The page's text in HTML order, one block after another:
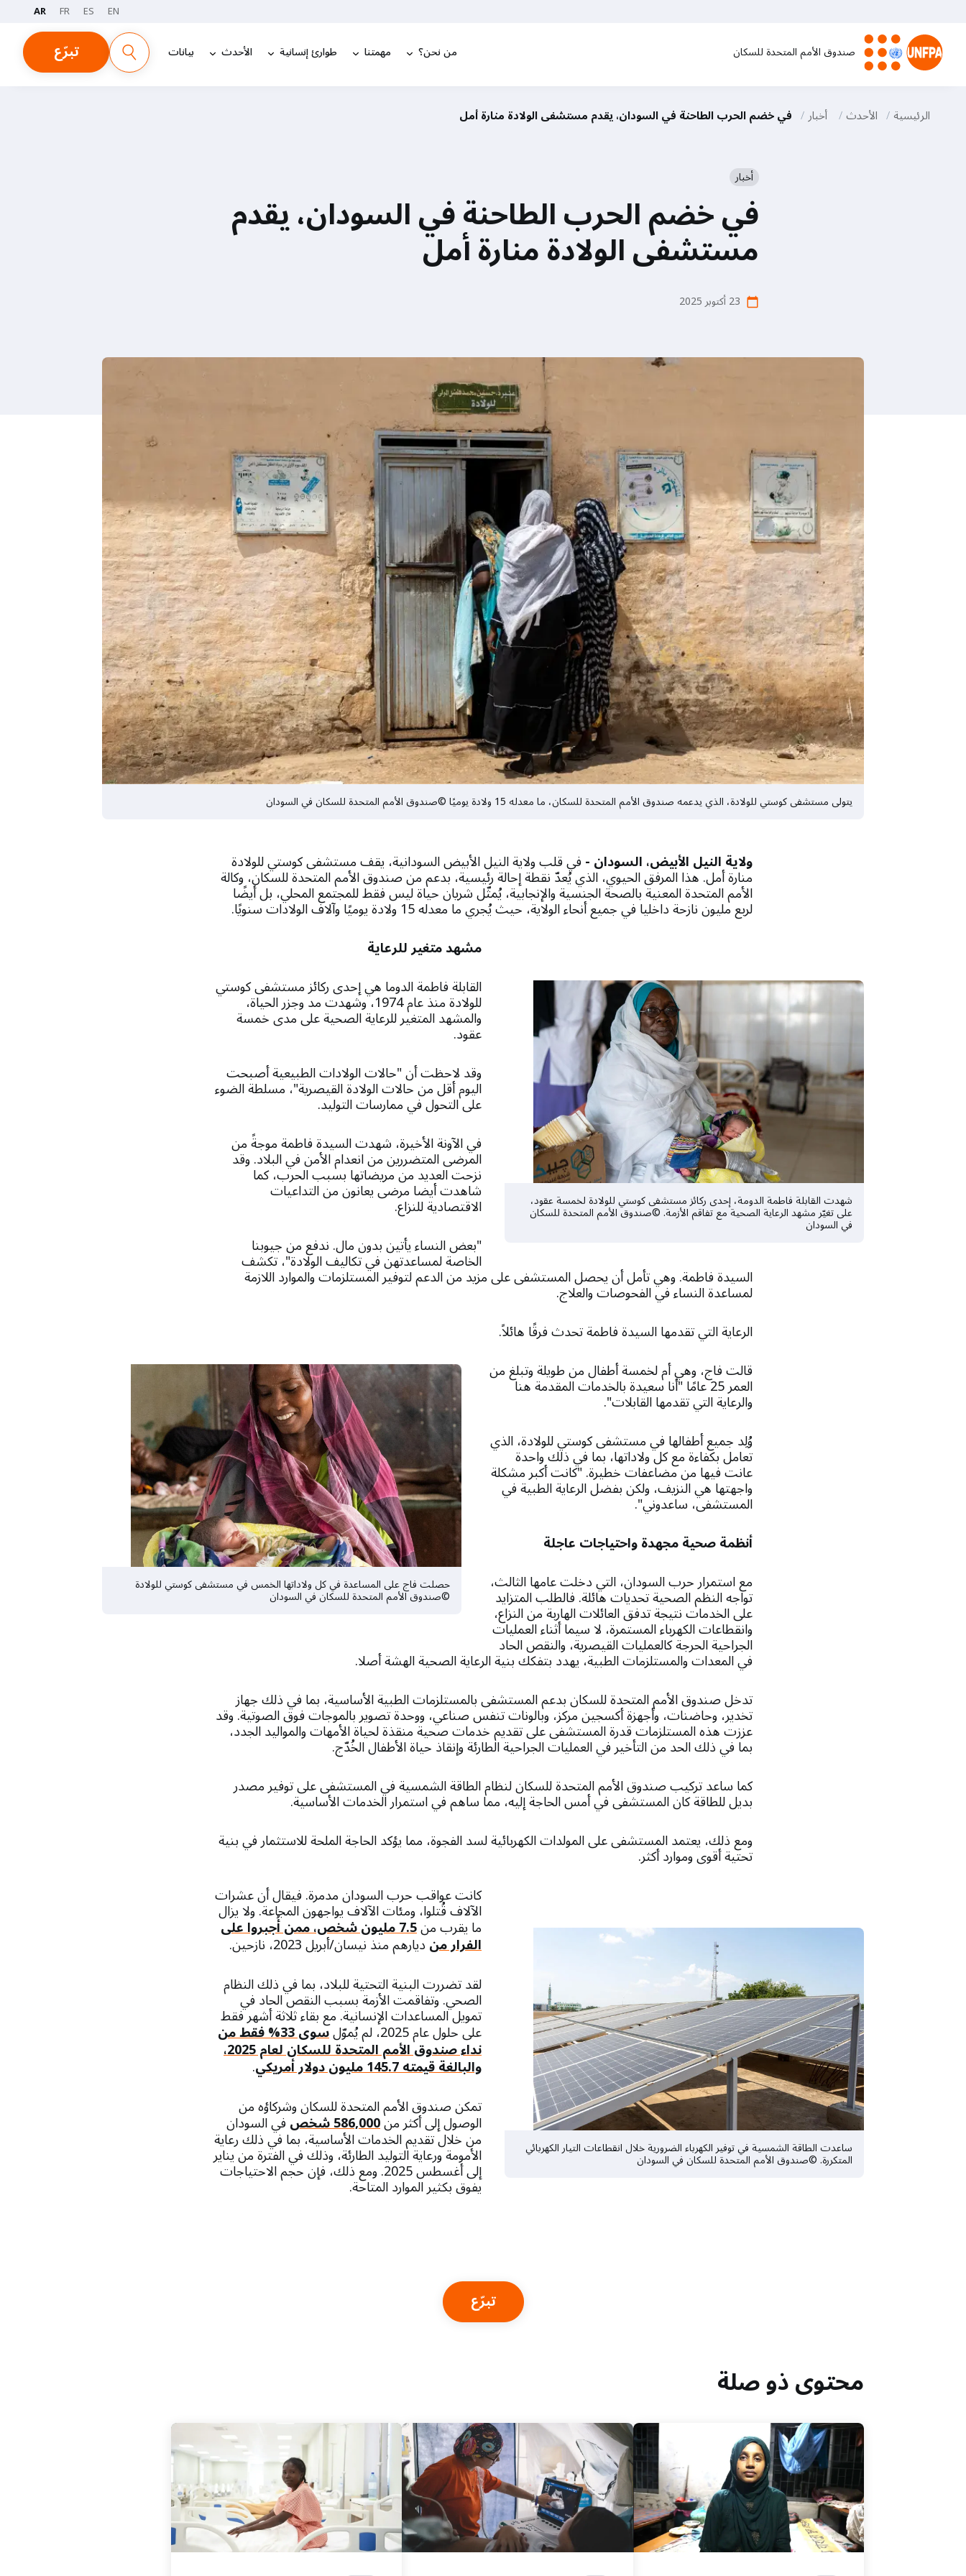
المحتوى
الرئيسي
EN
ES
FR
AR
صندوق الأمم المتحدة للسكان من نحن؟ مهمتنا طوارئ إنسانية الأحدث بيانات تبرّع
الرئيسية الأحدث أخبار في خضم الحرب الطاحنة في السودان، يقدم مستشفى الولادة منارة أمل
أخبار
في خضم الحرب الطاحنة في السودان، يقدم
مستشفى الولادة منارة أمل
calendar_today 23 أكتوبر 2025
يتولى مستشفى كوستي للولادة، الذي يدعمه صندوق الأمم المتحدة للسكان، ما معدله 15 ولادة يوميًا ©صندوق الأمم المتحدة للسكان في السودان
ولاية النيل الأبيض، السودان -في قلب ولاية النيل الأبيض السودانية، يقف مستشفى كوستي للولادة
منارة أمل. هذا المرفق الحيوي، الذي يُعدّ نقطة إحالة رئيسية، بدعم من صندوق الأمم المتحدة للسكان، وكالة
الأمم المتحدة المعنية بالصحة الجنسية والإنجابية، يُمثّل شريان حياة ليس فقط للمجتمع المحلي، بل أيضًا
لربع مليون نازحة داخليا في جميع أنحاء الولاية، حيث يُجري ما معدله 15 ولادة يوميًا وآلاف الولادات سنويًا.
شهدت القابلة فاطمة الدومة، إحدى ركائز مستشفى كوستي للولادة لخمسة عقود،
على تغيّر مشهد الرعاية الصحية مع تفاقم الأزمة. ©صندوق الأمم المتحدة للسكان
في السودان
مشهد متغير للرعاية
القابلة فاطمة الدوما هي إحدى ركائز مستشفى كوستي
للولادة منذ عام 1974، وشهدت مد وجزر الحياة،
والمشهد المتغير للرعاية الصحية على مدى خمسة
عقود.
وقد لاحظت أن "حالات الولادات الطبيعية أصبحت
اليوم أقل من حالات الولادة القيصرية"، مسلطة الضوء
على التحول في ممارسات التوليد.
في الآونة الأخيرة، شهدت السيدة فاطمة موجةً من
المرضى المتضررين من انعدام الأمن في البلاد. وقد
نزحت العديد من مريضاتها بسبب الحرب، كما
شاهدت أيضا مرضى يعانون من التداعيات
الاقتصادية للنزاع.
"بعض النساء يأتين بدون مال. ندفع من جيوبنا
الخاصة لمساعدتهن في تكاليف الولادة"، تكشف
السيدة فاطمة. وهي تأمل أن يحصل المستشفى على مزيد من الدعم لتوفير المستلزمات والموارد اللازمة
لمساعدة النساء في الفحوصات والعلاج.
حصلت فاج على المساعدة في كل ولاداتها الخمس في مستشفى كوستي للولادة
©صندوق الأمم المتحدة للسكان في السودان
الرعاية التي تقدمها السيدة فاطمة تحدث فرقًا هائلاً.
قالت فاج، وهي أم لخمسة أطفال من طويلة وتبلغ من
العمر 25 عامًا "أنا سعيدة بالخدمات المقدمة هنا
والرعاية التي تقدمها القابلات".
وُلِد جميع أطفالها في مستشفى كوستي للولادة، الذي
تعامل بكفاءة مع كل ولاداتها، بما في ذلك واحدة
عانت فيها من مضاعفات خطيرة. "كانت أكبر مشكلة
واجهتها هي النزيف، ولكن بفضل الرعاية الطبية في
المستشفى، ساعدوني".
أنظمة صحية مجهدة واحتياجات عاجلة
مع استمرار حرب السودان، التي دخلت عامها الثالث،
تواجه النظم الصحية تحديات هائلة. فالطلب المتزايد
على الخدمات نتيجة تدفق العائلات الهاربة من النزاع،
وانقطاعات الكهرباء المستمرة، لا سيما أثناء العمليات
الجراحية الحرجة كالعمليات القيصرية، والنقص الحاد
في المعدات والمستلزمات الطبية، يهدد بتفكك بنية الرعاية الصحية الهشة أصلا.
تدخل صندوق الأمم المتحدة للسكان بدعم المستشفى بالمستلزمات الطبية الأساسية، بما في ذلك جهاز
تخدير، وحاضنات، وأجهزة أكسجين مركز، وبالونات تنفس صناعي، ووحدة تصوير بالموجات فوق الصوتية. وقد
عززت هذه المستلزمات قدرة المستشفى على تقديم خدمات صحية منقذة لحياة الأمهات والمواليد الجدد،
بما في ذلك الحد من التأخير في العمليات الجراحية الطارئة وإنقاذ حياة الأطفال الخُدّج.
كما ساعد تركيب صندوق الأمم المتحدة للسكان لنظام الطاقة الشمسية في المستشفى على توفير مصدر
بديل للطاقة كان المستشفى في أمس الحاجة إليه، مما ساهم في استمرار الخدمات الأساسية.
ومع ذلك، يعتمد المستشفى على المولدات الكهربائية لسد الفجوة، مما يؤكد الحاجة الملحة للاستثمار في بنية
تحتية أقوى وموارد أكثر.
ساعدت الطاقة الشمسية في توفير الكهرباء الضرورية خلال انقطاعات التيار الكهربائي
المتكررة. ©صندوق الأمم المتحدة للسكان في السودان
كانت عواقب حرب السودان مدمرة. فيقال أن عشرات
الآلاف قُتلوا، ومئات الآلاف يواجهون المجاعة. ولا يزال
ما يقرب من 7.5 مليون شخص، ممن أُجبروا على
الفرار منديارهم منذ نيسان/أبريل 2023، نازحين.
لقد تضررت البنية التحتية للبلاد، بما في ذلك النظام
الصحي. وتفاقمت الأزمة بسبب النقص الحاد في
تمويل المساعدات الإنسانية. مع بقاء ثلاثة أشهر فقط
على حلول عام 2025، لم يُموّل سوى 33% فقط من
نداء صندوق الأمم المتحدة للسكان لعام 2025،
والبالغة قيمته 145.7 مليون دولار أمريكي
.
تمكن صندوق الأمم المتحدة للسكان وشركاؤه من
الوصول إلى أكثر من586,000 شخص في السودان
من خلال تقديم الخدمات الأساسية، بما في ذلك رعاية
الأمومة ورعاية التوليد الطارئة، وذلك في الفترة من يناير
إلى أغسطس 2025. ومع ذلك، فإن حجم الاحتياجات
يفوق بكثير الموارد المتاحة.
تبرّع
محتوى ذو صلة